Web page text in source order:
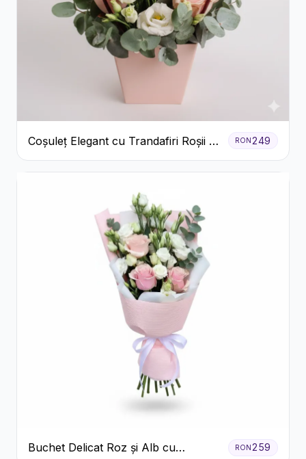
Coșuleț Elegant cu Trandafiri Roșii și
Lisianthus Alb
RON249
Buchet Delicat Roz și Alb cu
RON259